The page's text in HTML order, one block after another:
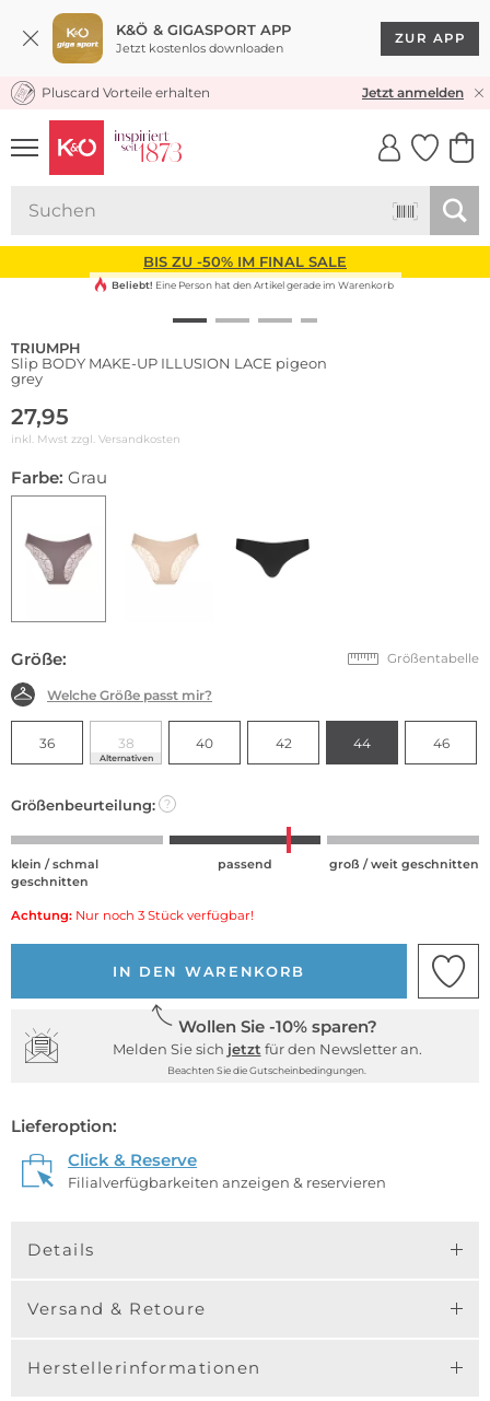
K&Ö & GIGASPORT APP
Jetzt kostenlos downloaden
ZUR APP
KOSTENLOSER VERSAND* & RÜCKVERSAND
Pluscard Vorteile erhalten Jetzt anmelden
UNSERE APP
CLICK &
BIS ZU -50% IM FINAL SALE
Beliebt! Eine Person hat den Artikel gerade im Warenkorb
TRIUMPH
Slip BODY MAKE-UP ILLUSION LACE pigeon
grey
27,95
inkl. Mwst zzgl. Versandkosten
Farbe: Grau
Größe: Größentabelle
Welche Größe passt mir?
36 38
Alternativen
40 42 44 46
Größenbeurteilung: ?
klein / schmal
geschnitten
passend groß / weit geschnitten
Achtung: Nur noch 3 Stück verfügbar!
IN DEN WARENKORB
Wollen Sie -10% sparen?
Melden Sie sich jetzt für den Newsletter an.
Beachten Sie die Gutscheinbedingungen.
Lieferoption:
Click & Reserve
Filialverfügbarkeiten anzeigen & reservieren
Details
Versand & Retoure
Herstellerinformationen